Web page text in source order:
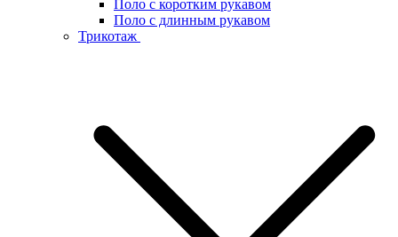
Поло с коротким рукавом
Поло с длинным рукавом
Трикотаж